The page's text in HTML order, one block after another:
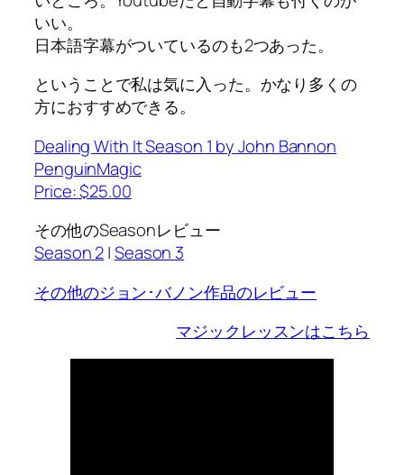
いい。
日本語字幕がついているのも2つあった。
ということで私は気に入った。かなり多くの
方におすすめできる。
Dealing With It Season 1 by John Bannon
PenguinMagic
Price: $25.00
その他のSeasonレビュー
Season 2|Season 3
その他のジョン･バノン作品のレビュー
マジックレッスンはこちら